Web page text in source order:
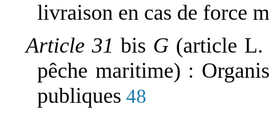
livraison en cas de force
Article 31bis G (article L.
pêche maritime) :
publiques 48